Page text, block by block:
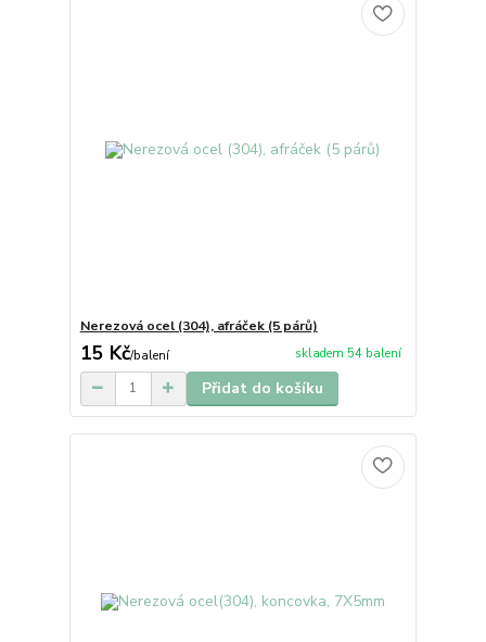
Nerezová ocel (304), afráček (5 párů)
15 Kč/balení skladem 54 balení
Přidat do košíku